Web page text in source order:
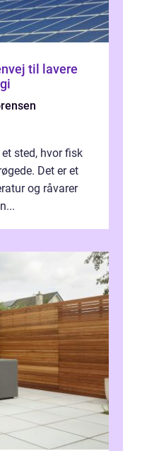
et sted, hvor fisk
Det er et
og råvarer